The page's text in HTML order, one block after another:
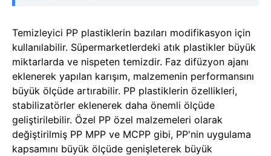
Temizleyici PP plastiklerin bazıları modifikasyon için
kullanılabilir. Süpermarketlerdeki atık plastikler büyük
miktarlarda ve nispeten temizdir. Faz difüzyon ajanı
eklenerek yapılan karışım, malzemenin performansını
büyük ölçüde artırabilir. PP plastiklerin özellikleri,
stabilizatörler eklenerek daha önemli ölçüde
geliştirilebilir. Özel PP özel malzemeleri olarak
değiştirilmiş PP MPP ve MCPP gibi, PP'nin uygulama
kapsamını büyük ölçüde genişleterek büyük